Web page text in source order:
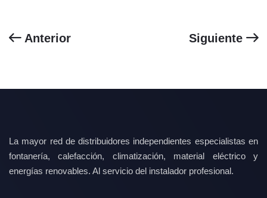
Anterior Siguiente
La mayor red de distribuidores independientes especialistas en
fontanería, calefacción, climatización, material eléctrico y
energías renovables. Al servicio del instalador profesional.